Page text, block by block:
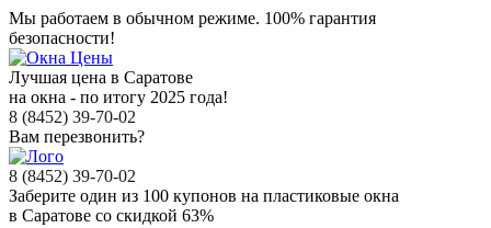
Мы работаем в обычном режиме. 100% гарантия
безопасности!
Лучшая цена в Саратове
на окна - по итогу 2025 года!
8 (8452) 39-70-02
Вам перезвонить?
8 (8452) 39-70-02
Заберите один из 100 купонов на пластиковые окна
в Саратове со скидкой 63%